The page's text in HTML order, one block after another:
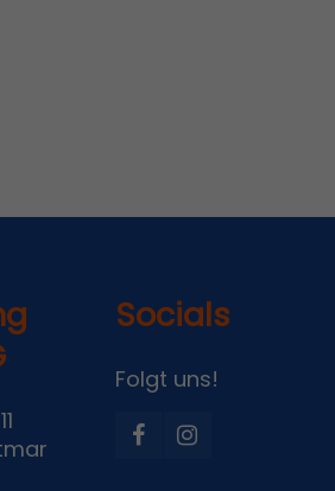
Socials
Folgt uns!